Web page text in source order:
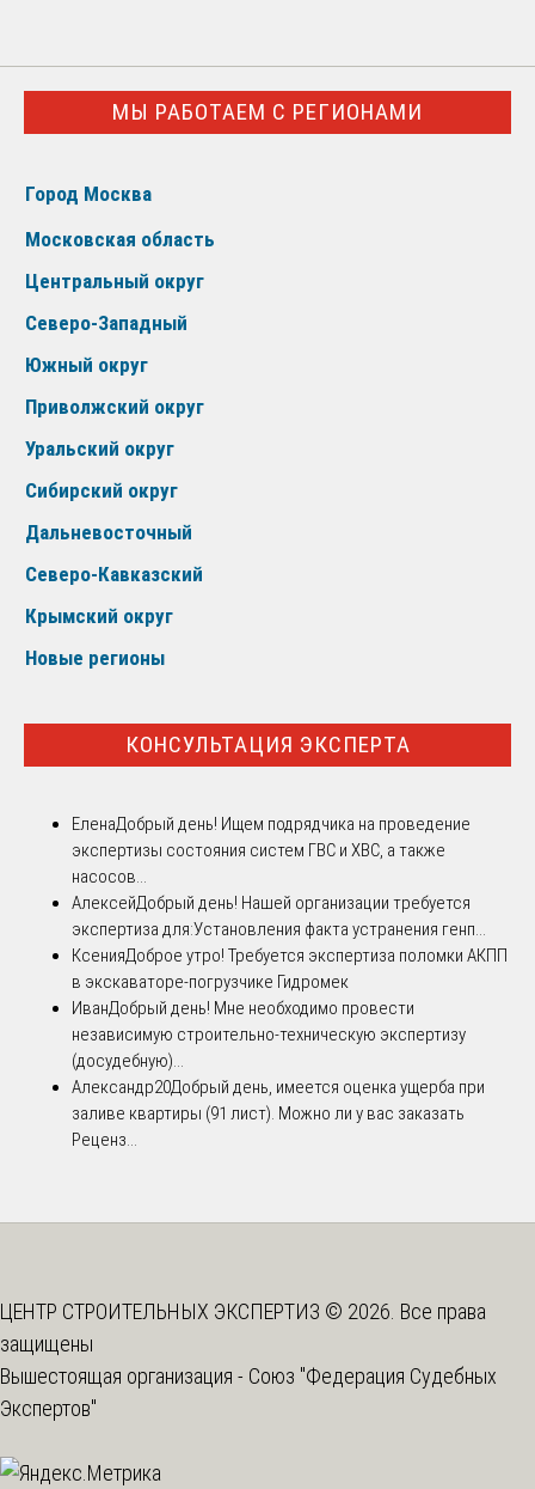
МЫ РАБОТАЕМ С РЕГИОНАМИ
Город Москва
Московская область
Центральный округ
Северо-Западный
Южный округ
Приволжский округ
Уральский округ
Сибирский округ
Дальневосточный
Северо-Кавказский
Крымский округ
Новые регионы
КОНСУЛЬТАЦИЯ ЭКСПЕРТА
ЕленаДобрый день! Ищем подрядчика на проведение
экспертизы состояния систем ГВС и ХВС, а также
насосов...
АлексейДобрый день! Нашей организации требуется
экспертиза для:Установления факта устранения генп...
КсенияДоброе утро! Требуется экспертиза поломки АКПП
в экскаваторе-погрузчике Гидромек
ИванДобрый день! Мне необходимо провести
независимую строительно-техническую экспертизу
(досудебную)...
Александр20Добрый день, имеется оценка ущерба при
заливе квартиры (91 лист). Можно ли у вас заказать
Реценз...
ЦЕНТР СТРОИТЕЛЬНЫХ ЭКСПЕРТИЗ © 2026. Все права
защищены
Вышестоящая организация - Союз "Федерация Судебных
Экспертов"